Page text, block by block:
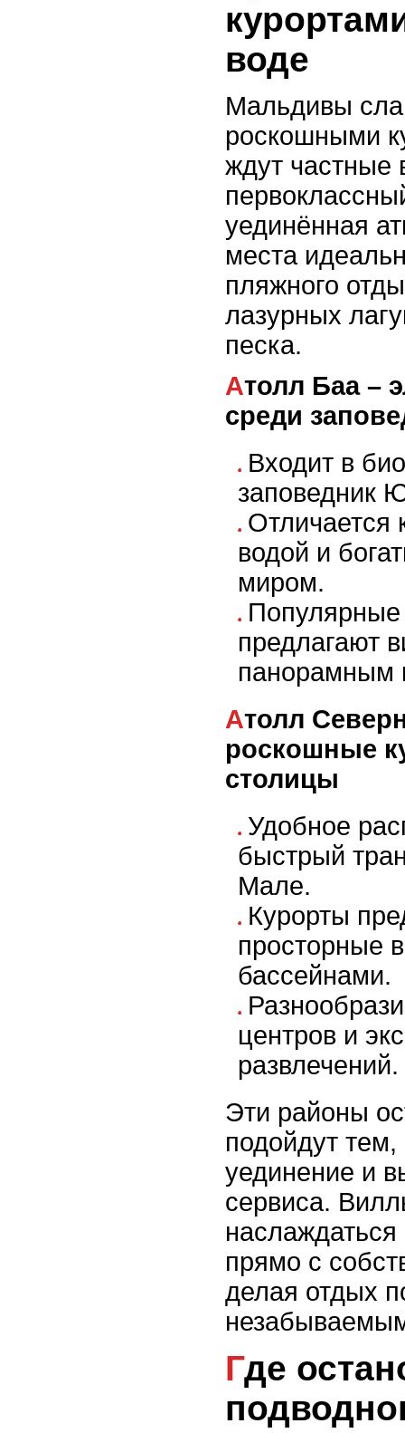
воде
Мальдивы
роскошными
ждут частные
уединённая
места
пляжного
лазурных
песка.
Атолл Баа – элитный отдых
среди
Входит в
заповедник
Отличается
водой и
миром.
Популярные
предлагают
панорамным
Атолл Северный Мале –
роскошные
столицы
Удобное
быстрый
Мале.
Курорты
просторные
бассейнами.
центров и
развлечений.
Эти районы
подойдут
уединение и
сервиса.
наслаждаться
прямо с
делая отдых
Где остановиться для